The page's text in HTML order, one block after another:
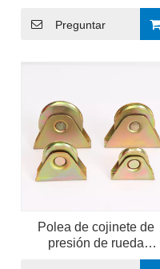
acero inoxidable de
resistencia con ranura
Preguntar
Polea de cojinete de
presión de rueda
anticorrosión